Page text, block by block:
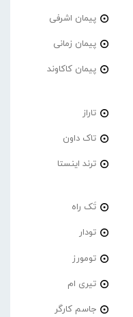
پیمان اشرفی
پیمان زمانی
پیمان کاکاوند
تاراز
تاک داون
ترند اینستا
تَک راه
تودار
تومورز
تیری ام
جاسم کارگر